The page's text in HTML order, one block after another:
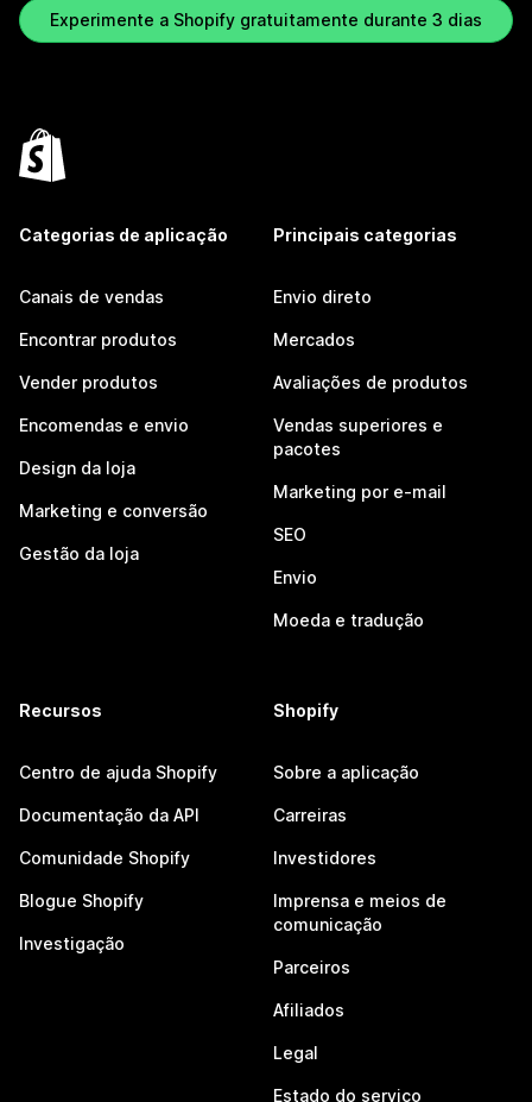
Experimente a Shopify gratuitamente durante 3 dias
Categorias de aplicação
Canais de vendas
Encontrar produtos
Vender produtos
Encomendas e envio
Design da loja
Marketing e conversão
Gestão da loja
Principais categorias
Envio direto
Mercados
Avaliações de produtos
Vendas superiores e
pacotes
Marketing por e-mail
SEO
Envio
Moeda e tradução
Recursos
Centro de ajuda Shopify
Documentação da API
Comunidade Shopify
Blogue Shopify
Investigação
Shopify
Sobre a aplicação
Carreiras
Investidores
Imprensa e meios de
comunicação
Parceiros
Afiliados
Legal
Estado do serviço